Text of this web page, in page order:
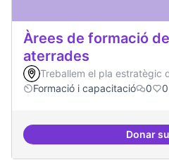
Àrees de formació
aterrades
Treballem el pla estratègic
Formació i capacitació
0 0
Donar